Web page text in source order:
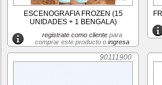
ESCENOGRAFIA FROZEN (15
UNIDADES + 1 BENGALA)
registrate como clientepara
comprar este producto o ingresa
90111900